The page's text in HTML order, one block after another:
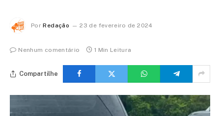
Por Redação 23 de fevereiro de 2024
Nenhum comentário 1 Min Leitura
Compartilhe